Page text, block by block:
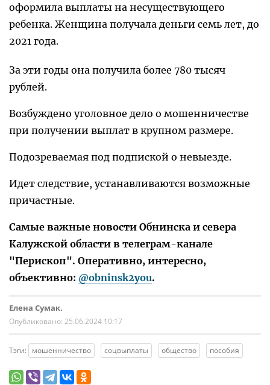
оформила выплаты на несуществующего
ребенка. Женщина получала деньги семь лет, до
2021 года.
За эти годы она получила более 780 тысяч
рублей.
Возбуждено уголовное дело о мошенничестве
при получении выплат в крупном размере.
Подозреваемая под подпиской о невыезде.
Идет следствие, устанавливаются возможные
причастные.
Самые важные новости Обнинска и севера
Калужской области в телеграм-канале
"Перископ". Оперативно, интересно,
объективно: @obninsk2you.
Елена Сумак.
Опубликовано: 25.06.2024 10:17
Тэги: мошенничество соцвыплаты общество пособия